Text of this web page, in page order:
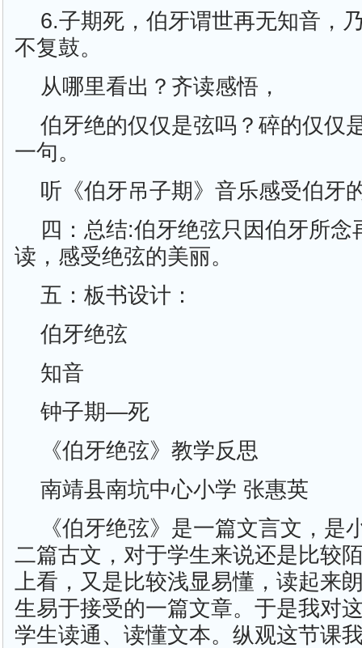
6.子期死，伯牙谓世再无知音，
不复鼓。
从哪里看出？齐读感悟，
伯牙绝的仅仅是弦吗？碎的仅仅
一句。
听《伯牙吊子期》音乐感受伯牙
四：总结:伯牙绝弦只因伯牙所念
读，感受绝弦的美丽。
五：板书设计：
伯牙绝弦
知音
钟子期—死
《伯牙绝弦》教学反思
南靖县南坑中心小学 张惠英
《伯牙绝弦》是一篇文言文，是
二篇古文，对于学生来说还是比较
上看，又是比较浅显易懂，读起来
生易于接受的一篇文章。于是我对
学生读通、读懂文本。纵观这节课